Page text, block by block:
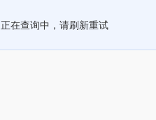
正在查询中，请刷新重试